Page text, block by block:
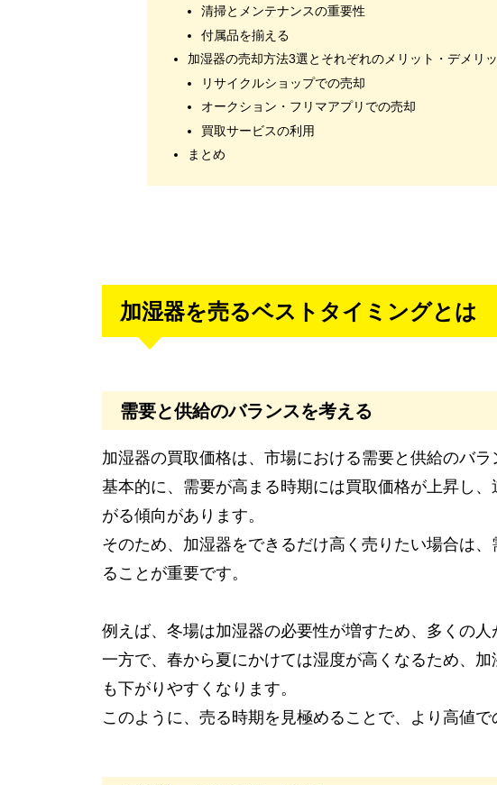
清掃とメンテナンスの重要性
付属品を揃える
加湿器の売却方法3選とそれぞれのメリット・デメリ
リサイクルショップでの売却
オークション・フリマアプリでの売却
買取サービスの利用
まとめ
加湿器を売るベストタイミングとは
需要と供給のバランスを考える
加湿器の買取価格は、市場における需要と供給のバ
基本的に、需要が高まる時期には買取価格が上昇し
がる傾向があります。
そのため、加湿器をできるだけ高く売りたい場合は
ることが重要です。
例えば、冬場は加湿器の必要性が増すため、多くの
一方で、春から夏にかけては湿度が高くなるため、
も下がりやすくなります。
このように、売る時期を見極めることで、より高値